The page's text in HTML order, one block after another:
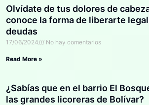
Olvídate de tus dolores de
conoce la forma de liberarte
deudas
17/06/2024 No hay comentarios
Read More »
¿Sabías que en el barrio El
las grandes licoreras de Bolívar?